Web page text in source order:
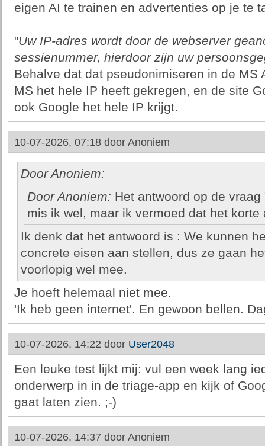
eigen AI te trainen en advertenties op je te
"Uw IP-adres wordt door de webserver
sessienummer, hierdoor zijn uw
Behalve dat dat pseudonimiseren in de MS
MS het hele IP heeft gekregen, en de site
ook Google het hele IP krijgt.
10-07-2026, 07:18 door Anoniem
Door Anoniem:
Door Anoniem: Het antwoord op de
mis ik wel, maar ik vermoed dat het korte
Ik denk dat het antwoord is : We kunnen
concrete eisen aan stellen, dus ze gaan
voorlopig wel mee.
Je hoeft helemaal niet mee.
'Ik heb geen internet'. En gewoon bellen.
10-07-2026, 14:22 door User2048
Een leuke test lijkt mij: vul een week lang
onderwerp in in de triage-app en kijk of
gaat laten zien. ;-)
10-07-2026, 14:37 door Anoniem